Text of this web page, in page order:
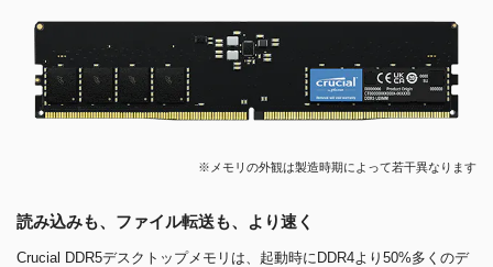
※メモリの外観は製造時期によって若干異なります
読み込みも、ファイル転送も、より速く
Crucial DDR5デスクトップメモリは、起動時にDDR4より50%多くのデ